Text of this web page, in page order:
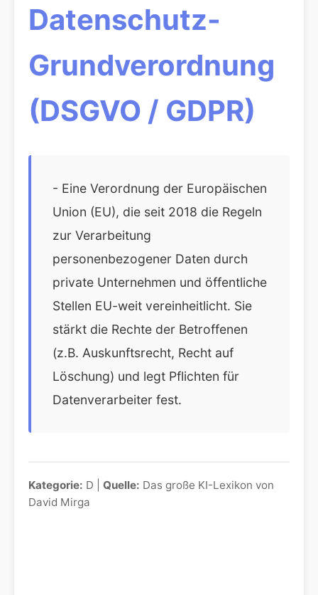
Datenschutz-
Grundverordnung
(DSGVO / GDPR)
- Eine Verordnung der Europäischen
Union (EU), die seit 2018 die Regeln
zur Verarbeitung
personenbezogener Daten durch
private Unternehmen und öffentliche
Stellen EU-weit vereinheitlicht. Sie
stärkt die Rechte der Betroffenen
(z.B. Auskunftsrecht, Recht auf
Löschung) und legt Pflichten für
Datenverarbeiter fest.
Kategorie: D | Quelle: Das große KI-Lexikon von
David Mirga